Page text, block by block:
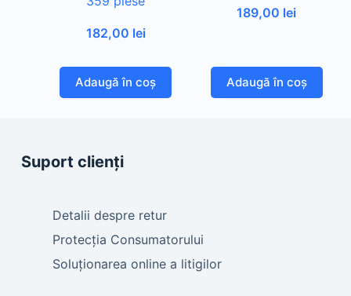
182,00 lei
Adaugă în coș
189,00 lei
Adaugă în coș
Suport clienți
Detalii despre retur
Protecția Consumatorului
Soluționarea online a litigilor